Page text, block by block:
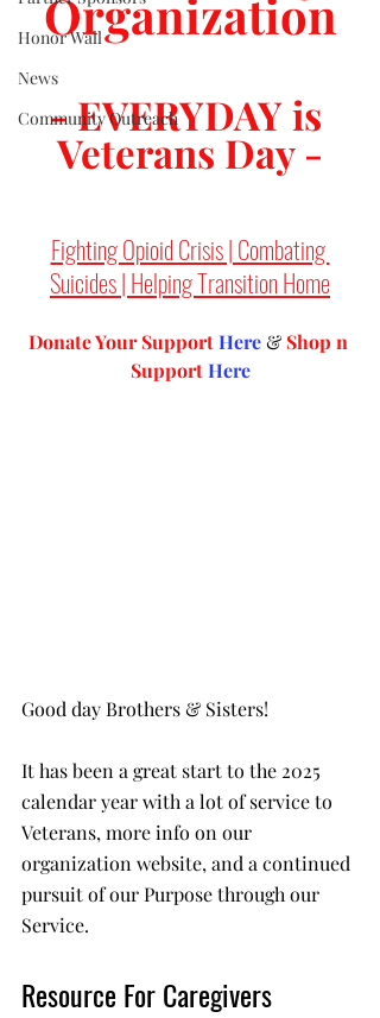
Honor Wall
News
Community Outreach
Organization
- EVERYDAY is
Veterans Day -
Fighting Opioid Crisis | Combating
Suicides | Helping Transition Home
Donate Your Support Here & Shop n
Support Here
Good day Brothers & Sisters!
It has been a great start to the 2025
calendar year with a lot of service to
Veterans, more info on our
organization website, and a continued
pursuit of our Purpose through our
Service.
Resource For Caregivers